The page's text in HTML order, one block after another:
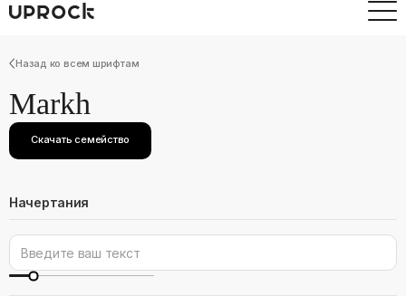
Назад ко всем шрифтам
Markh
Скачать семейство
Начертания